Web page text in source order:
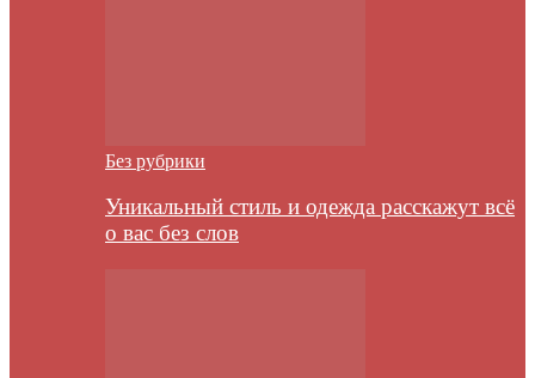
Без рубрики
Уникальный стиль и одежда расскажут всё
о вас без слов